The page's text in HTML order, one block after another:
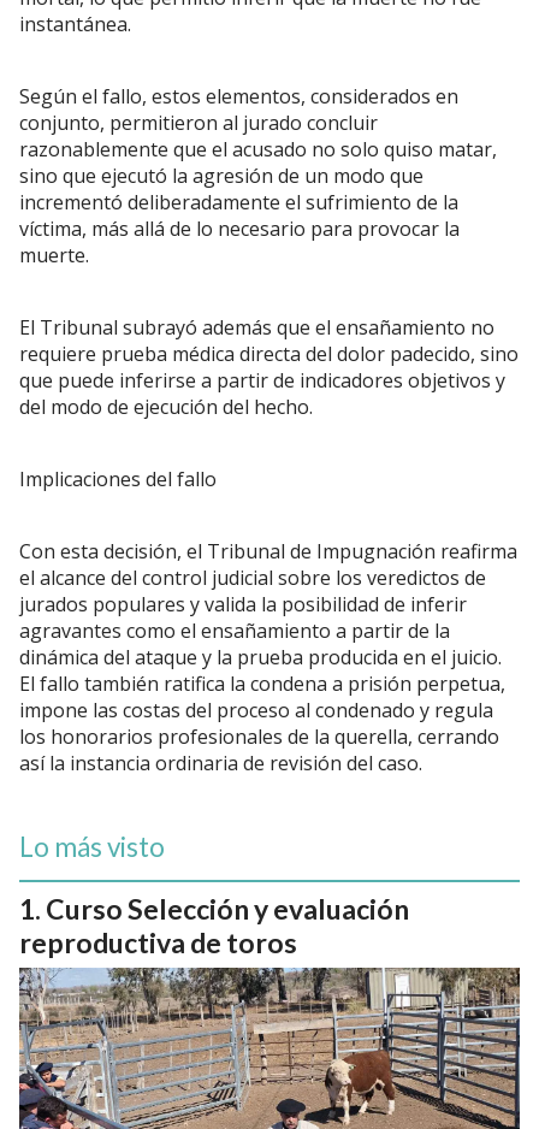
instantánea.
Según el fallo, estos elementos, considerados en
conjunto, permitieron al jurado concluir
razonablemente que el acusado no solo quiso matar,
sino que ejecutó la agresión de un modo que
incrementó deliberadamente el sufrimiento de la
víctima, más allá de lo necesario para provocar la
muerte.
El Tribunal subrayó además que el ensañamiento no
requiere prueba médica directa del dolor padecido, sino
que puede inferirse a partir de indicadores objetivos y
del modo de ejecución del hecho.
Implicaciones del fallo
Con esta decisión, el Tribunal de Impugnación reafirma
el alcance del control judicial sobre los veredictos de
jurados populares y valida la posibilidad de inferir
agravantes como el ensañamiento a partir de la
dinámica del ataque y la prueba producida en el juicio.
El fallo también ratifica la condena a prisión perpetua,
impone las costas del proceso al condenado y regula
los honorarios profesionales de la querella, cerrando
así la instancia ordinaria de revisión del caso.
Lo más visto
Curso Selección y evaluación
reproductiva de toros